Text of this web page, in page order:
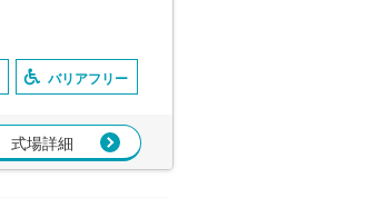
バリアフリー
式場詳細